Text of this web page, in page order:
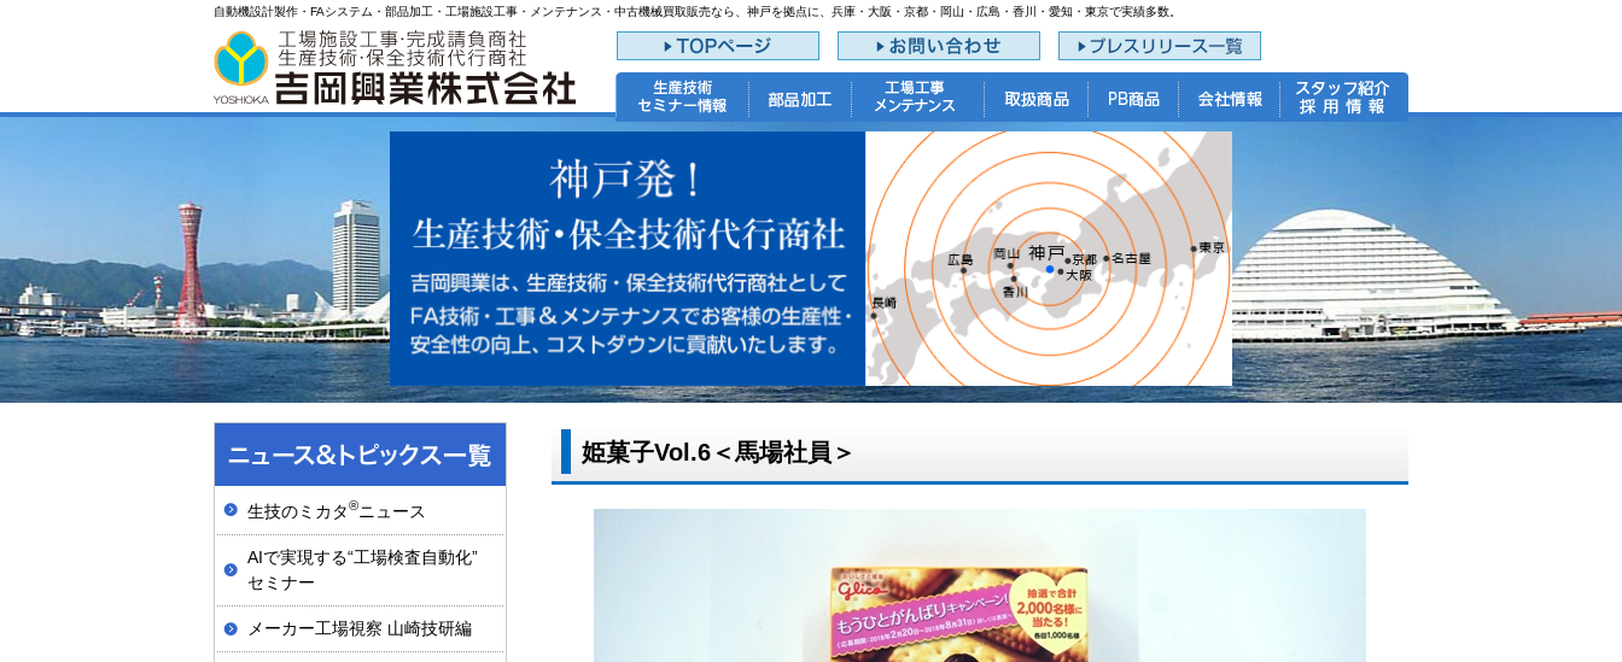
自動機設計製作・FAシステム・部品加工・工場施設工事・メンテナンス・中古機械買取販売なら、神戸を拠点に、兵庫・大阪・京都・岡山・広島・香川・愛知・東京で実績多数。
姫菓子Vol.6＜馬場社員＞
生技のミカタ®ニュース
AIで実現する“工場検査自動化”
セミナー
メーカー工場視察 山崎技研編